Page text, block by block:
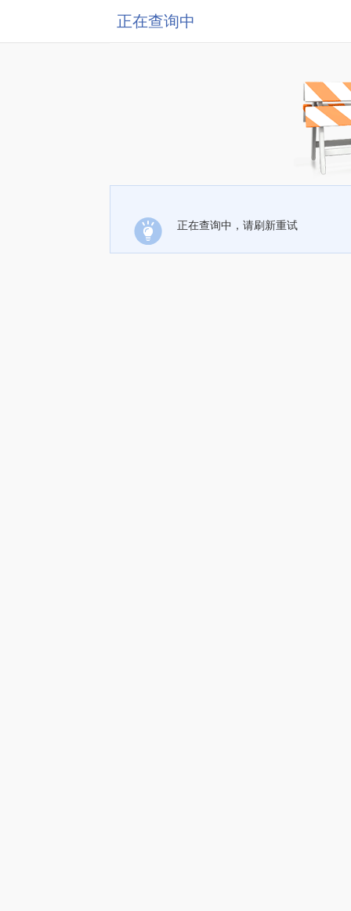
正在查询中
正在查询中，请刷新重试